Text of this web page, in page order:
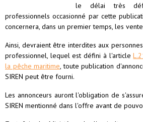
le délai très
professionnels occasionné par cette
concernera, dans un premier temps, les
Ainsi, devraient être interdites aux
professionnel, lequel est défini à l'article
la pêche maritime, toute publication
SIREN peut être fourni.
Les annonceurs auront l'obligation de
SIREN mentionné dans l'offre avant de